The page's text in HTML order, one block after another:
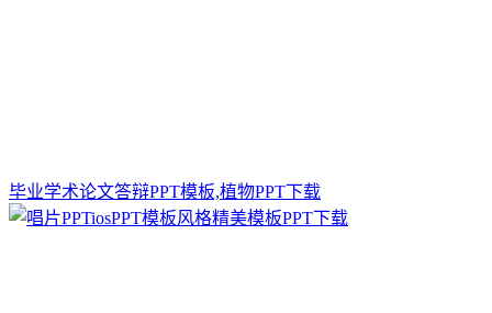
毕业学术论文答辩PPT模板,植物PPT下载